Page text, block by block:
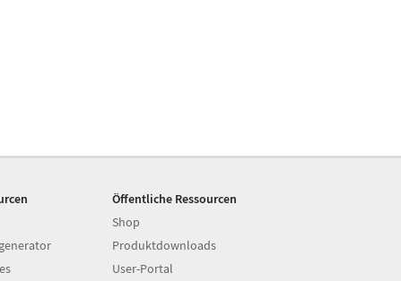
Öffentliche Ressourcen
Shop
Produktdownloads
User-Portal